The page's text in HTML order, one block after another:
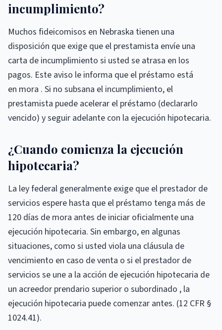
incumplimiento?
Muchos fideicomisos en Nebraska tienen una
disposición que exige que el prestamista envíe una
carta de incumplimiento si usted se atrasa en los
pagos. Este aviso le informa que el préstamo está
en mora . Si no subsana el incumplimiento, el
prestamista puede acelerar el préstamo (declararlo
vencido) y seguir adelante con la ejecución hipotecaria.
¿Cuando comienza la ejecución
hipotecaria?
La ley federal generalmente exige que el prestador de
servicios espere hasta que el préstamo tenga más de
120 días de mora antes de iniciar oficialmente una
ejecución hipotecaria. Sin embargo, en algunas
situaciones, como si usted viola una cláusula de
vencimiento en caso de venta o si el prestador de
servicios se une a la acción de ejecución hipotecaria de
un acreedor prendario superior o subordinado , la
ejecución hipotecaria puede comenzar antes. (12 CFR §
1024.41).